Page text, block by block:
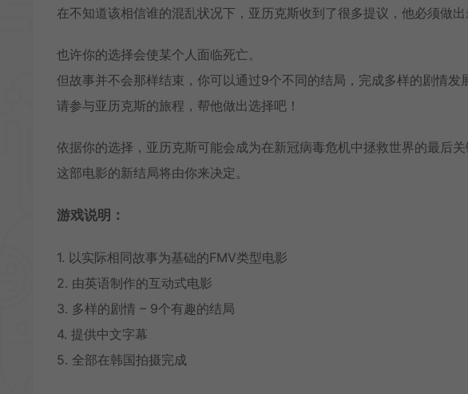
在不知道该相信谁的混乱状况下，亚历克斯收到了很多提议，他必须做出
也许你的选择会使某个人面临死亡。
但故事并不会那样结束，你可以通过9个不同的结局，完成多样的剧情发
请参与亚历克斯的旅程，帮他做出选择吧！
依据你的选择，亚历克斯可能会成为在新冠病毒危机中拯救世界的最后关
这部电影的新结局将由你来决定。
游戏说明：
1. 以实际相同故事为基础的FMV类型电影
2. 由英语制作的互动式电影
3. 多样的剧情 – 9个有趣的结局
4. 提供中文字幕
5. 全部在韩国拍摄完成